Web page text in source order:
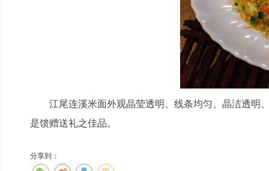
江尾连溪米面外观晶莹透明、线条均匀、晶洁透明、
是馈赠送礼之佳品。
分享到：